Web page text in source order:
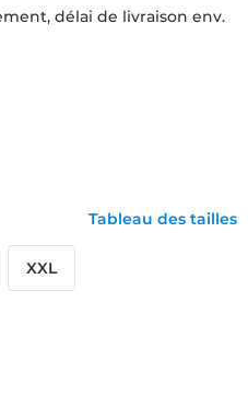
délai de livraison env.
Tableau des tailles
XXL